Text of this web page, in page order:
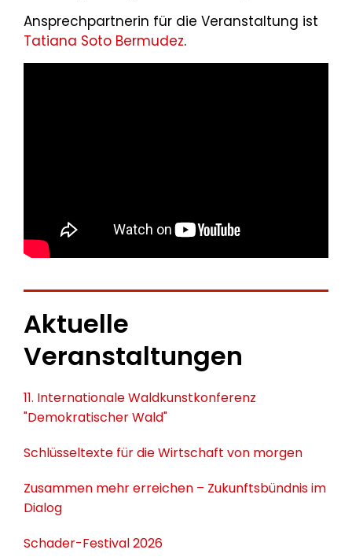
Ansprechpartnerin für die Veranstaltung ist
Tatiana Soto Bermudez.
Aktuelle
Veranstaltungen
11. Internationale Waldkunstkonferenz
"Demokratischer Wald"
Schlüsseltexte für die Wirtschaft von morgen
Zusammen mehr erreichen – Zukunftsbündnis im
Dialog
Schader-Festival 2026